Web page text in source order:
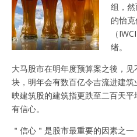
组，
的怡
（
绪。
大马股市在明年度预算案之後，
块，明年会有数百亿令吉流进建
映建筑股的建筑指更跌至二百天
有信心。
＂信心＂是股市最重要的因素之